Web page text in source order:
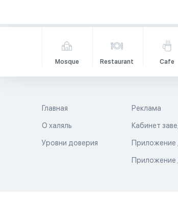
Mosque Restaurant Cafe
Главная
О халяль
Уровни доверия
Реклама
Кабинет
Приложение
Приложение